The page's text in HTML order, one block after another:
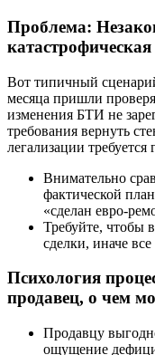
Проблема:
Вот типичный
месяца пришли
изменения БТИ не
требования вернуть
легализации
Внимательно
фактической
«сделан евро-
Требуйте, чтобы
сделки, иначе
Психология
продавец, о чем
Продавцу
ощущение